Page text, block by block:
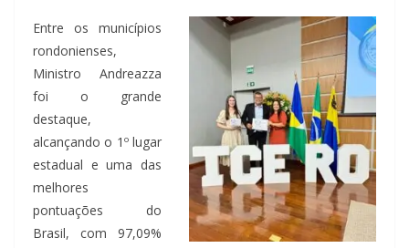
Entre os municípios
rondonienses,
Ministro Andreazza
foi o grande
destaque,
alcançando o 1º lugar
estadual e uma das
melhores
pontuações do
Brasil, com 97,09%